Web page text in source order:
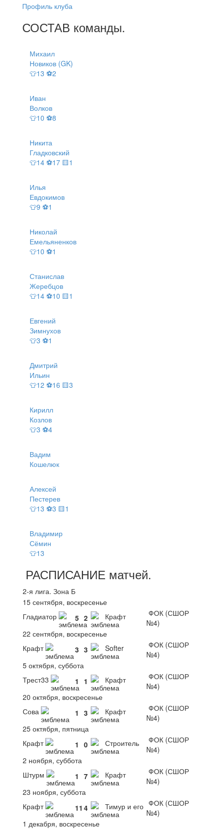
Профиль клуба
СОСТАВ команды.
Михаил
Новиков (GK)
👕13 ⚽2
Иван
Волков
👕10 ⚽8
Никита
Гладковский
👕14 ⚽17 🟨1
Илья
Евдокимов
👕9 ⚽1
Николай
Емельяненков
👕10 ⚽1
Станислав
Жеребцов
👕14 ⚽10 🟨1
Евгений
Зимнухов
👕3 ⚽1
Дмитрий
Ильин
👕12 ⚽16 🟨3
Кирилл
Козлов
👕3 ⚽4
Вадим
Кошелюк
Алексей
Пестерев
👕13 ⚽3 🟨1
Владимир
Сёмин
👕13
РАСПИСАНИЕ матчей.
2-я лига. Зона Б
15 сентября, воскресенье
Гладиатор
5 2 Крафт
ФОК (СШОР
№4)
22 сентября, воскресенье
Крафт
3 3 Softer
ФОК (СШОР
№4)
5 октября, суббота
Трест33
1 1 Крафт
ФОК (СШОР
№4)
20 октября, воскресенье
Сова
1 3 Крафт
ФОК (СШОР
№4)
25 октября, пятница
Крафт
1 0 Строитель
ФОК (СШОР
№4)
2 ноября, суббота
Штурм
1 7 Крафт
ФОК (СШОР
№4)
23 ноября, суббота
Крафт
11 4 Тимур и его ФОК (СШОР
№4)
1 декабря, воскресенье